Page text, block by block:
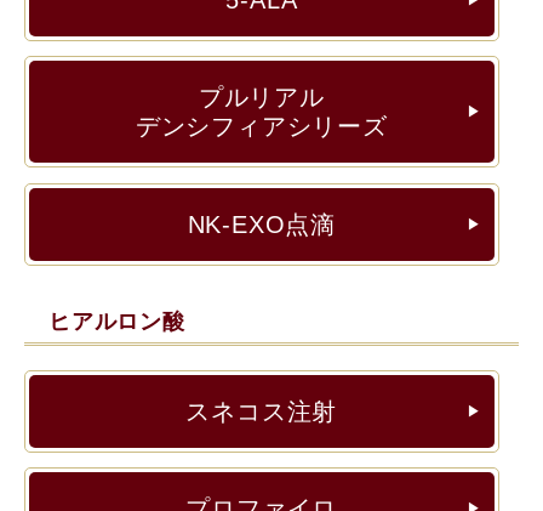
プルリアル
デンシフィアシリーズ
▶︎
NK-EXO点滴 ▶︎
ヒアルロン酸
スネコス注射 ▶︎